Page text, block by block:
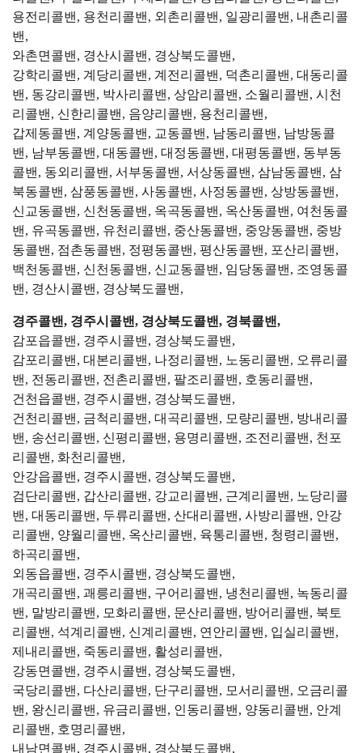
용전리콜밴, 용천리콜밴, 외촌리콜밴, 일광리콜밴, 내촌리콜
밴,
와촌면콜밴, 경산시콜밴, 경상북도콜밴,
강학리콜밴, 계당리콜밴, 계전리콜밴, 덕촌리콜밴, 대동리콜
밴, 동강리콜밴, 박사리콜밴, 상암리콜밴, 소월리콜밴, 시천
리콜밴, 신한리콜밴, 음양리콜밴, 용천리콜밴,
갑제동콜밴, 계양동콜밴, 교동콜밴, 남동리콜밴, 남방동콜
밴, 남부동콜밴, 대동콜밴, 대정동콜밴, 대평동콜밴, 동부동
콜밴, 동외리콜밴, 서부동콜밴, 서상동콜밴, 삼남동콜밴, 삼
북동콜밴, 삼풍동콜밴, 사동콜밴, 사정동콜밴, 상방동콜밴,
신교동콜밴, 신천동콜밴, 옥곡동콜밴, 옥산동콜밴, 여천동콜
밴, 유곡동콜밴, 유천리콜밴, 중산동콜밴, 중앙동콜밴, 중방
동콜밴, 점촌동콜밴, 정평동콜밴, 평산동콜밴, 포산리콜밴,
백천동콜밴, 신천동콜밴, 신교동콜밴, 임당동콜밴, 조영동콜
밴, 경산시콜밴, 경상북도콜밴,
경주콜밴, 경주시콜밴, 경상북도콜밴, 경북콜밴,
감포읍콜밴, 경주시콜밴, 경상북도콜밴,
감포리콜밴, 대본리콜밴, 나정리콜밴, 노동리콜밴, 오류리콜
밴, 전동리콜밴, 전촌리콜밴, 팔조리콜밴, 호동리콜밴,
건천읍콜밴, 경주시콜밴, 경상북도콜밴,
건천리콜밴, 금척리콜밴, 대곡리콜밴, 모량리콜밴, 방내리콜
밴, 송선리콜밴, 신평리콜밴, 용명리콜밴, 조전리콜밴, 천포
리콜밴, 화천리콜밴,
안강읍콜밴, 경주시콜밴, 경상북도콜밴,
검단리콜밴, 갑산리콜밴, 강교리콜밴, 근계리콜밴, 노당리콜
밴, 대동리콜밴, 두류리콜밴, 산대리콜밴, 사방리콜밴, 안강
리콜밴, 양월리콜밴, 옥산리콜밴, 육통리콜밴, 청령리콜밴,
하곡리콜밴,
외동읍콜밴, 경주시콜밴, 경상북도콜밴,
개곡리콜밴, 괘릉리콜밴, 구어리콜밴, 냉천리콜밴, 녹동리콜
밴, 말방리콜밴, 모화리콜밴, 문산리콜밴, 방어리콜밴, 북토
리콜밴, 석계리콜밴, 신계리콜밴, 연안리콜밴, 입실리콜밴,
제내리콜밴, 죽동리콜밴, 활성리콜밴,
강동면콜밴, 경주시콜밴, 경상북도콜밴,
국당리콜밴, 다산리콜밴, 단구리콜밴, 모서리콜밴, 오금리콜
밴, 왕신리콜밴, 유금리콜밴, 인동리콜밴, 양동리콜밴, 안계
리콜밴, 호명리콜밴,
내남면콜밴, 경주시콜밴, 경상북도콜밴,